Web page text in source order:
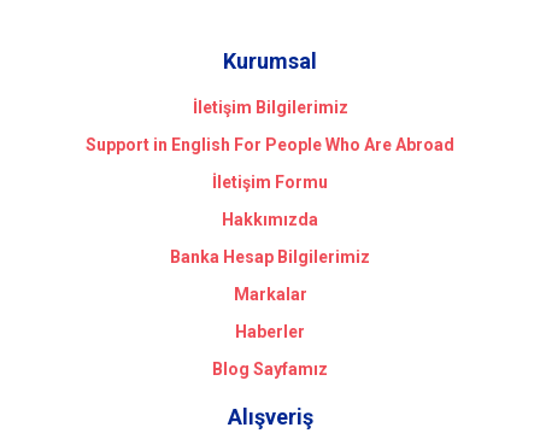
Kurumsal
İletişim Bilgilerimiz
Support in English For People Who Are Abroad
İletişim Formu
Hakkımızda
Banka Hesap Bilgilerimiz
Markalar
Haberler
Blog Sayfamız
Alışveriş